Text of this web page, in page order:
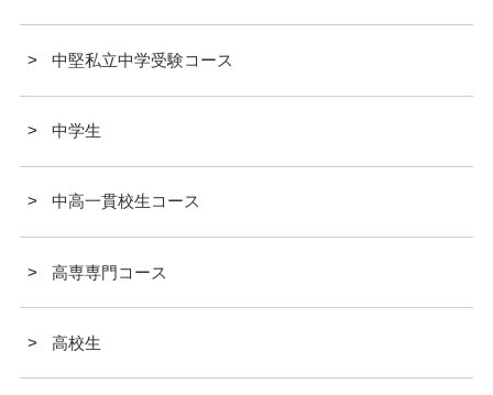
中堅私立中学受験コース
中学生
中高一貫校生コース
高専専門コース
高校生